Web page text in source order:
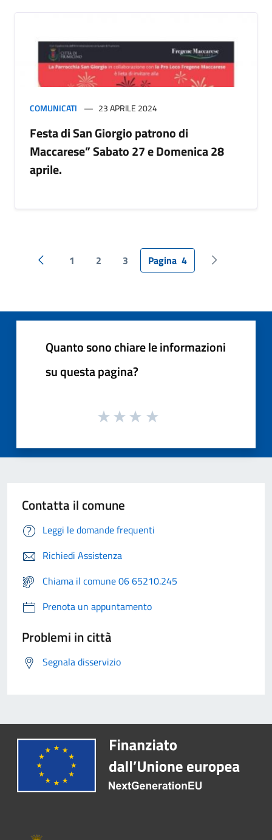
COMUNICATI 23 APRILE 2024
Festa di San Giorgio patrono di
Maccarese” Sabato 27 e Domenica 28
aprile.
Pagina precedente
1 2 3 Pagina 4 Pagina
Quanto sono chiare le informazioni
su questa pagina?
Contatta il comune
Leggi le domande frequenti
Richiedi Assistenza
Chiama il comune 06 65210.245
Prenota un appuntamento
Problemi in città
Segnala disservizio